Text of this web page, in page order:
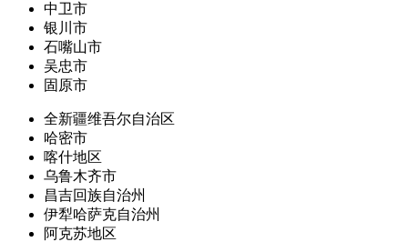
中卫市
银川市
石嘴山市
吴忠市
固原市
全新疆维吾尔自治区
哈密市
喀什地区
乌鲁木齐市
昌吉回族自治州
伊犁哈萨克自治州
阿克苏地区